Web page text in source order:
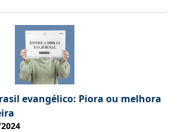
evangélico: Piora ou melhora